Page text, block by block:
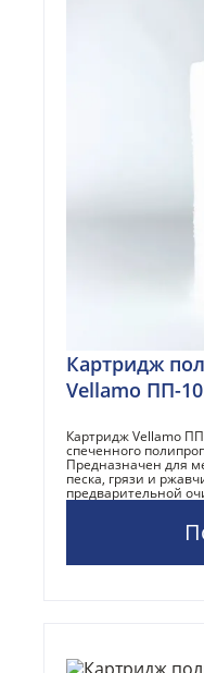
Картридж
Vellamo ПП-
Картридж Vellamo
спеченного
Предназначен для
песка, грязи и
предварительной